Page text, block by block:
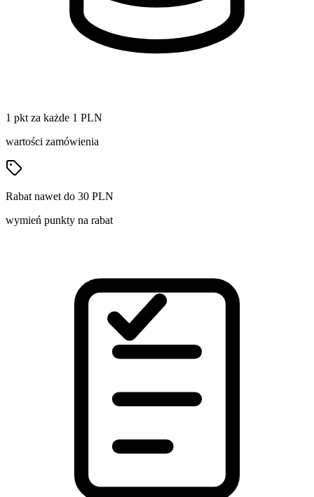
1 pkt za każde 1 PLN
wartości zamówienia
Rabat nawet do 30 PLN
wymień punkty na rabat